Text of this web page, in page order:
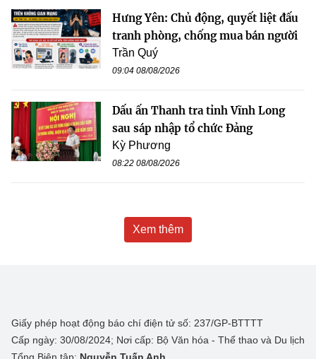
Hưng Yên: Chủ động, quyết liệt đấu
tranh phòng, chống mua bán người
Trần Quý
09:04 08/08/2026
Dấu ấn Thanh tra tỉnh Vĩnh Long
sau sáp nhập tổ chức Đảng
Kỳ Phương
08:22 08/08/2026
Xem thêm
Giấy phép hoạt động báo chí điện tử số: 237/GP-BTTTT
Cấp ngày: 30/08/2024; Nơi cấp: Bộ Văn hóa - Thể thao và Du lịch
Tổng Biên tập: Nguyễn Tuấn Anh